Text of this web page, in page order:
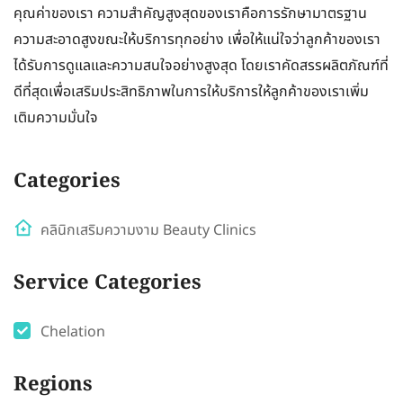
คุณค่าของเรา ความสำคัญสูงสุดของเราคือการรักษามาตรฐาน
ความสะอาดสูงขณะให้บริการทุกอย่าง เพื่อให้แน่ใจว่าลูกค้าของเรา
ได้รับการดูแลและความสนใจอย่างสูงสุด โดยเราคัดสรรผลิตภัณฑ์ที่
ดีที่สุดเพื่อเสริมประสิทธิภาพในการให้บริการให้ลูกค้าของเราเพิ่ม
เติมความมั่นใจ
Categories
คลินิกเสริมความงาม Beauty Clinics
Service Categories
Chelation
Regions